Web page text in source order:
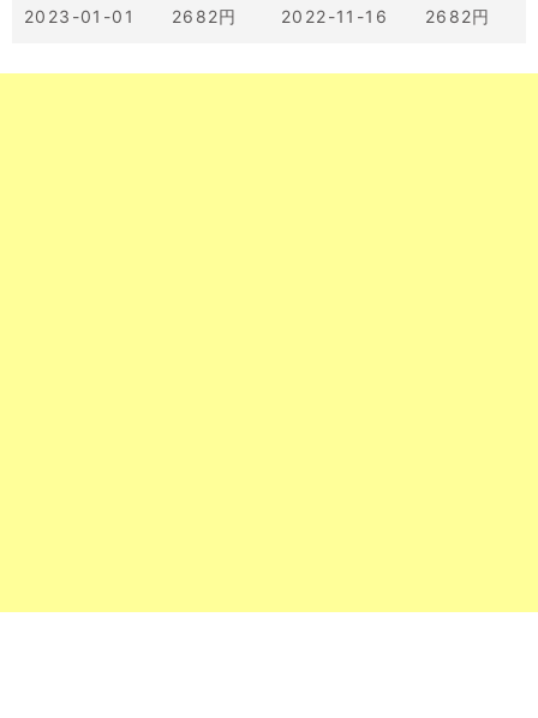
2023-01-01 2682円 2022-11-16 2682円